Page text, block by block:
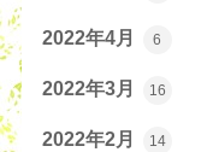
2022年4月 6
2022年3月 16
2022年2月 14